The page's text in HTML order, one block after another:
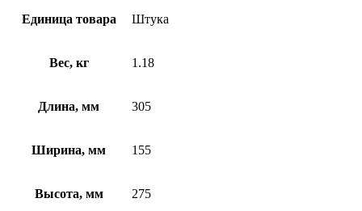
Единица товара Штука
Вес, кг 1.18
Длина, мм 305
Ширина, мм 155
Высота, мм 275